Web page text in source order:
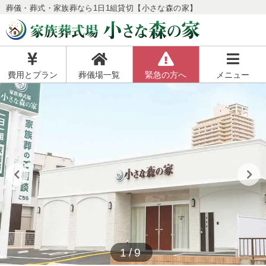
葬儀・葬式・家族葬なら1日1組貸切【小さな森の家】
費用とプラン 葬儀場一覧 緊急の方へ メニュー
1/9